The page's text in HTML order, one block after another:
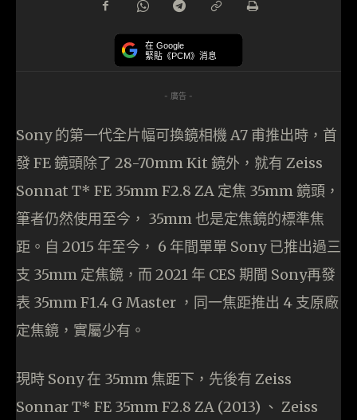
在 Google
緊貼《PCM》消息
- 廣告 -
Sony 的第一代全片幅可換鏡相機 A7 甫推出時，首
發 FE 鏡頭除了 28-70mm Kit 鏡外，就有 Zeiss
Sonnat T* FE 35mm F2.8 ZA 定焦 35mm 鏡頭，
筆者仍然使用至今， 35mm 也是定焦鏡的標準焦
距。自 2015 年至今， 6 年間單單 Sony 已推出過三
支 35mm 定焦鏡，而 2021 年 CES 期間 Sony再發
表 35mm F1.4 G Master ，同一焦距推出 4 支原廠
定焦鏡，實屬少有。
現時 Sony 在 35mm 焦距下，先後有 Zeiss
Sonnar T* FE 35mm F2.8 ZA (2013) 、 Zeiss